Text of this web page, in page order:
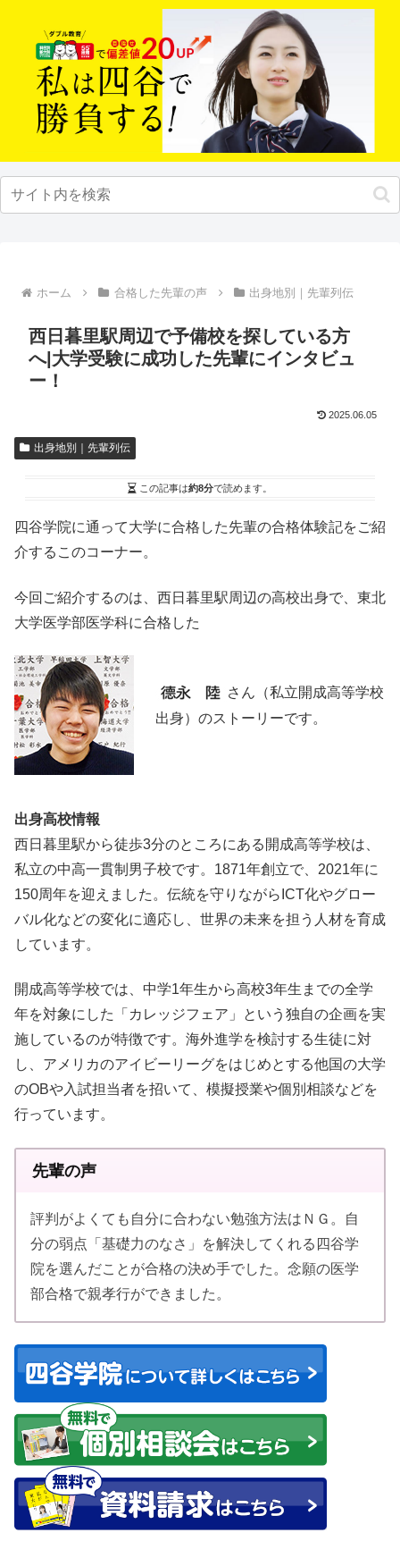
ホーム 合格した先輩の声 出身地別｜先輩列伝
西日暮里駅周辺で予備校を探している方
へ|大学受験に成功した先輩にインタビュ
ー！
2025.06.05
出身地別｜先輩列伝
この記事は約8分で読めます。
四谷学院に通って大学に合格した先輩の合格体験記をご紹
介するこのコーナー。
今回ご紹介するのは、西日暮里駅周辺の高校出身で、東北
大学医学部医学科に合格した
さん（私立開成高等学校
出身）のストーリーです。
出身高校情報
西日暮里駅から徒歩3分のところにある開成高等学校は、
私立の中高一貫制男子校です。1871年創立で、2021年に
150周年を迎えました。伝統を守りながらICT化やグロー
バル化などの変化に適応し、世界の未来を担う人材を育成
しています。
開成高等学校では、中学1年生から高校3年生までの全学
年を対象にした「カレッジフェア」という独自の企画を実
施しているのが特徴です。海外進学を検討する生徒に対
し、アメリカのアイビーリーグをはじめとする他国の大学
のOBや入試担当者を招いて、模擬授業や個別相談などを
行っています。
先輩の声
評判がよくても自分に合わない勉強方法はＮＧ。自
分の弱点「基礎力のなさ」を解決してくれる四谷学
院を選んだことが合格の決め手でした。念願の医学
部合格で親孝行ができました。